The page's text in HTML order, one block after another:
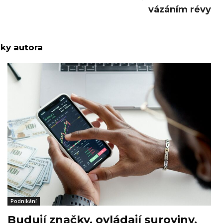
vázáním révy
autora
Podnikání
Budují značky, ovládají suroviny.